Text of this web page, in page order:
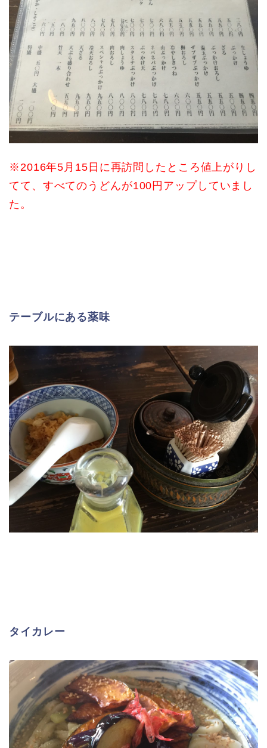
※2016年5月15日に再訪問したところ値上がりし
てて、すべてのうどんが100円アップしていまし
た。
テーブルにある薬味
タイカレー